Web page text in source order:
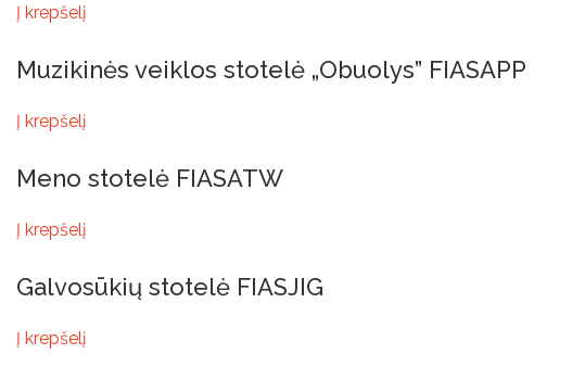
Į krepšelį
Muzikinės veiklos stotelė „Obuolys” FIASAPP
Į krepšelį
Meno stotelė FIASATW
Į krepšelį
Galvosūkių stotelė FIASJIG
Į krepšelį